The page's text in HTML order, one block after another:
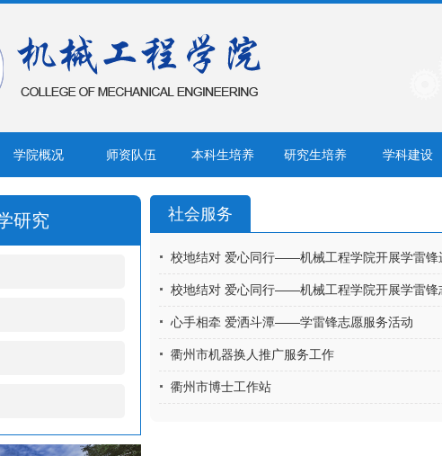
学院概况 师资队伍 本科生培养 研究生培养 学科建设
社会服务
校地结对 爱心同行——机械工程学院开展学雷锋
校地结对 爱心同行——机械工程学院开展学雷锋
心手相牵 爱洒斗潭——学雷锋志愿服务活动
衢州市机器换人推广服务工作
衢州市博士工作站
研究